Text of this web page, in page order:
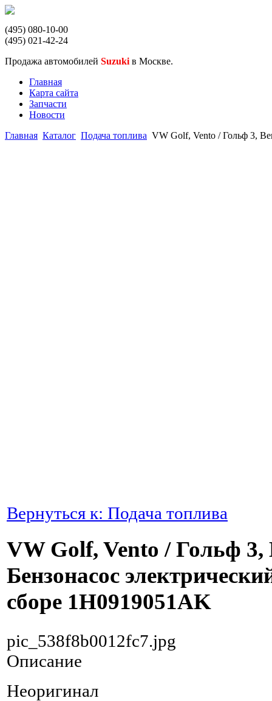
(495) 080-10-00
(495) 021-42-24
Продажа автомобилей Suzuki в Москве.
Главная
Карта сайта
Запчасти
Новости
Главная Каталог Подача топлива VW Golf, Vento / Гольф 3,
Вернуться к: Подача топлива
VW Golf, Vento / Гольф 3,
Бензонасос
сборе 1H0919051AK
pic_538f8b0012fc7.jpg
Описание
Неоригинал